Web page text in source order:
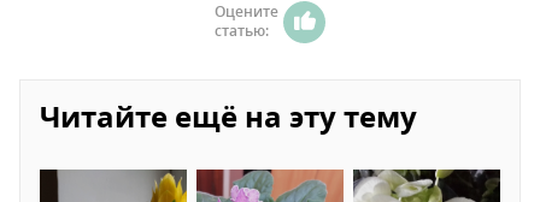
Оцените
статью:
Читайте ещё на эту тему